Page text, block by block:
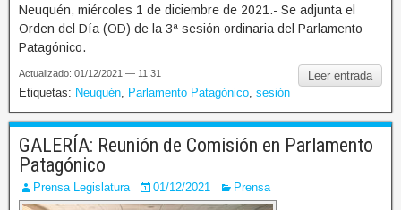
Neuquén, miércoles 1 de diciembre de 2021.- Se adjunta el
Orden del Día (OD) de la 3ª sesión ordinaria del Parlamento
Patagónico.
Leer entrada
Actualizado: 01/12/2021 — 11:31
Etiquetas: Neuquén Parlamento Patagónico sesión
GALERÍA: Reunión de Comisión en Parlamento
Patagónico
Prensa Legislatura 01/12/2021 Prensa